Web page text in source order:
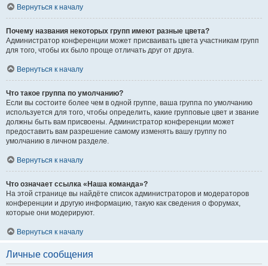
Вернуться к началу
Почему названия некоторых групп имеют разные цвета?
Администратор конференции может присваивать цвета участникам групп
для того, чтобы их было проще отличать друг от друга.
Вернуться к началу
Что такое группа по умолчанию?
Если вы состоите более чем в одной группе, ваша группа по умолчанию
используется для того, чтобы определить, какие групповые цвет и звание
должны быть вам присвоены. Администратор конференции может
предоставить вам разрешение самому изменять вашу группу по
умолчанию в личном разделе.
Вернуться к началу
Что означает ссылка «Наша команда»?
На этой странице вы найдёте список администраторов и модераторов
конференции и другую информацию, такую как сведения о форумах,
которые они модерируют.
Вернуться к началу
Личные сообщения